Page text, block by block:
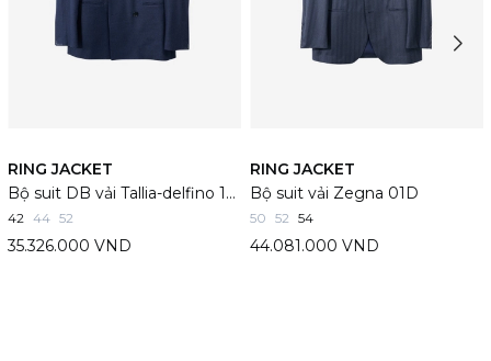
RING JACKET
Bộ suit DB vải Tallia-delfino 15X
42 44 52
35.326.000 VND
RING JACKET
Bộ suit vải Zegna 01D
50 52 54
44.081.000 VND